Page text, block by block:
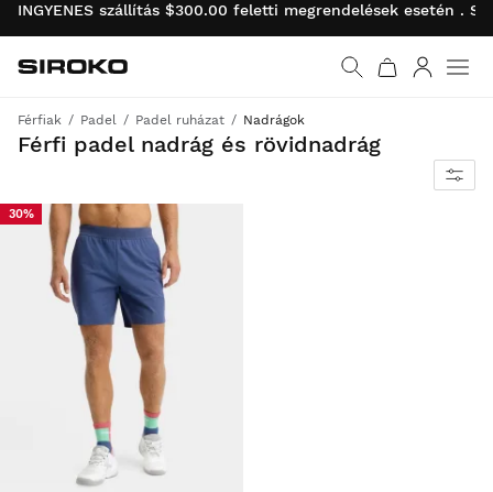
INGYENES szállítás $300.00 feletti megrendelések esetén .
Ugrás a kezdőlapra
Siroko.com
Férfiak Padel Padel ruházat Nadrágok
Férfi padel nadrág és rövidnadrág
Maximális kényelem és teljesítmény a pályán és azon kívül is
30%